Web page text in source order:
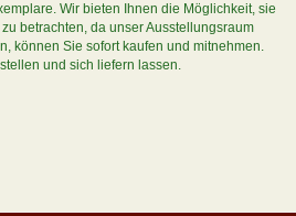
Wir bieten Ihnen die Möglichkeit, sie
betrachten, da unser Ausstellungsraum
können Sie sofort kaufen und mitnehmen.
und sich liefern lassen.